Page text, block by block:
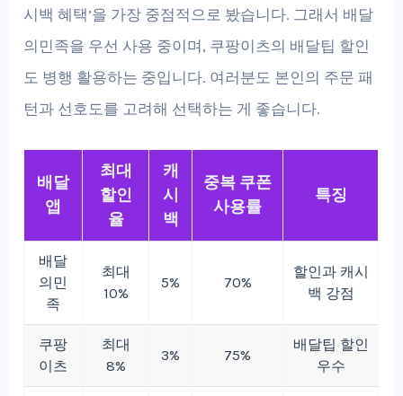
시백 혜택’을 가장 중점적으로 봤습니다. 그래서 배달
의민족을 우선 사용 중이며, 쿠팡이츠의 배달팁 할인
도 병행 활용하는 중입니다. 여러분도 본인의 주문 패
턴과 선호도를 고려해 선택하는 게 좋습니다.
배달
앱
최대
할인
율
캐
시
백
중복 쿠폰
사용률
특징
배달
의민
족
최대
10%
5% 70%
할인과 캐시
백 강점
쿠팡
이츠
최대
8%
3% 75%
배달팁 할인
우수